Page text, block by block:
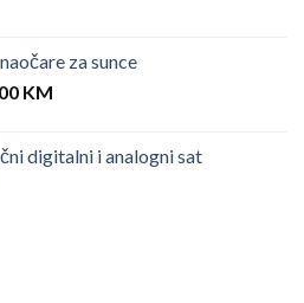
za sunce
KM.
KMCurrent
24.00 KM.
digitalni i analogni sat